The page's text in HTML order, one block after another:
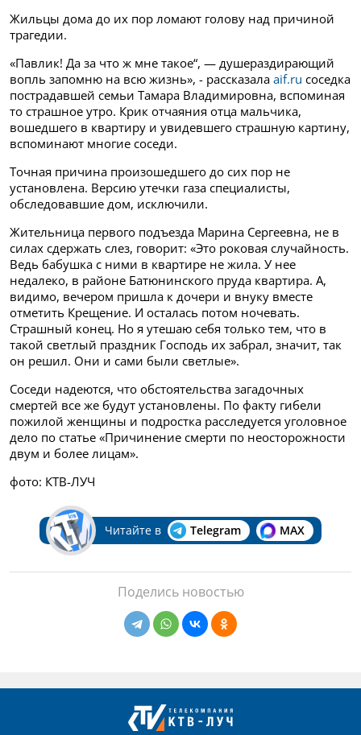
Жильцы дома до их пор ломают голову над причиной
трагедии.
«Павлик! Да за что ж мне такое“, — душераздирающий
вопль запомню на всю жизнь», - рассказала aif.ru соседка
пострадавшей семьи Тамара Владимировна, вспоминая
то страшное утро. Крик отчаяния отца мальчика,
вошедшего в квартиру и увидевшего страшную картину,
вспоминают многие соседи.
Точная причина произошедшего до сих пор не
установлена. Версию утечки газа специалисты,
обследовавшие дом, исключили.
Жительница первого подъезда Марина Сергеевна, не в
силах сдержать слез, говорит: «Это роковая случайность.
Ведь бабушка с ними в квартире не жила. У нее
недалеко, в районе Батюнинского пруда квартира. А,
видимо, вечером пришла к дочери и внуку вместе
отметить Крещение. И осталась потом ночевать.
Страшный конец. Но я утешаю себя только тем, что в
такой светлый праздник Господь их забрал, значит, так
он решил. Они и сами были светлые».
Соседи надеются, что обстоятельства загадочных
смертей все же будут установлены. По факту гибели
пожилой женщины и подростка расследуется уголовное
дело по статье «Причинение смерти по неосторожности
двум и более лицам».
фото: КТВ-ЛУЧ
Читайте в Telegram MAX
Поделись новостью